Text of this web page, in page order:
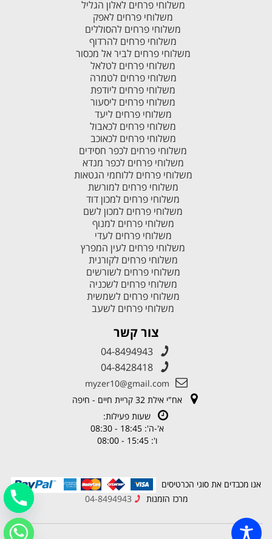
משלוחי פרחים לאלון הגליל
משלוחי פרחים לאפק
משלוחי פרחים להסוללים
משלוחי פרחים להרדוף
משלוחי פרחים לביר אל מכסור
משלוחי פרחים לטלאל
משלוחי פרחים לטמרה
משלוחי פרחים ליודפת
משלוחי פרחים ליסעור
משלוחי פרחים ליעד
משלוחי פרחים לכאבול
משלוחי פרחים לכאוכב
משלוחי פרחים לכפר חסידים
משלוחי פרחים לכפר מנדא
משלוחי פרחים ללוחמי הגטאות
משלוחי פרחים למורשת
משלוחי פרחים למכון דוד
משלוחי פרחים למכון לשם
משלוחי פרחים למנוף
משלוחי פרחים לעדי
משלוחי פרחים לעין המפרץ
משלוחי פרחים לקורנית
משלוחי פרחים לשורשים
משלוחי פרחים לשכניה
משלוחי פרחים לשמשית
משלוחי פרחים לשעב
צור קשר
04-8494943
04-8428418
myzer10@gmail.com
אח"י אילת 32 קריית חיים - חיפה
שעות פעילות:
א'-ה': 18:45 - 08:30
ו': 15:45 - 08:00
אנו מכבדים את סוגי הכרטיסים
מרכז הזמנות